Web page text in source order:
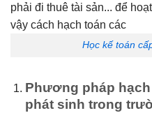
Học kế toán
Phương pháp
phát sinh trong